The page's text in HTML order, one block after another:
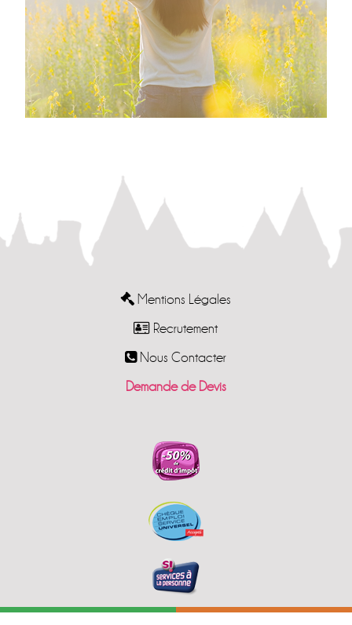
Mentions Légales
Recrutement
Nous Contacter
Demande de Devis